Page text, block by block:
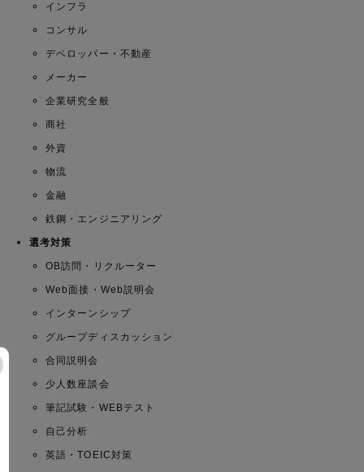
インフラ
コンサル
デベロッパー・不動産
メーカー
企業研究全般
商社
外資
物流
金融
鉄鋼・エンジニアリング
選考対策
OB訪問・リクルーター
Web面接・Web説明会
インターンシップ
グループディスカッション
合同説明会
少人数座談会
筆記試験・WEBテスト
自己分析
英語・TOEIC対策